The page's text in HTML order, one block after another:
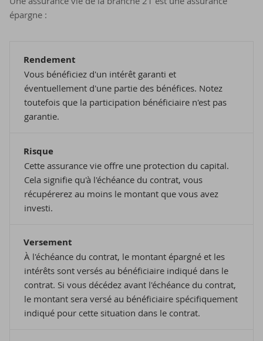
épargne :
Rendement
Vous bénéficiez d'un intérêt garanti et
éventuellement d'une partie des bénéfices. Notez
toutefois que la participation bénéficiaire n'est pas
garantie.
Risque
Cette assurance vie offre une protection du capital.
Cela signifie qu'à l'échéance du contrat, vous
récupérerez au moins le montant que vous avez
investi.
Versement
À l'échéance du contrat, le montant épargné et les
intérêts sont versés au bénéficiaire indiqué dans le
contrat. Si vous décédez avant l'échéance du contrat,
le montant sera versé au bénéficiaire spécifiquement
indiqué pour cette situation dans le contrat.